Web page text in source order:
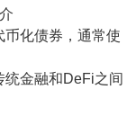
化债券，通常使
金融和DeFi之间